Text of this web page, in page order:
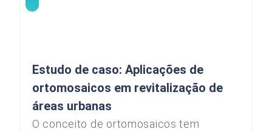
Estudo de caso: Aplicações de
ortomosaicos em revitalização de
áreas urbanas
O conceito de ortomosaicos tem